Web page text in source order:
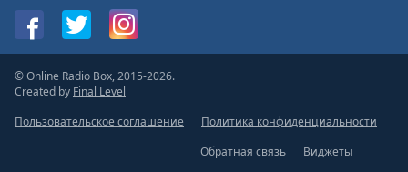
© Online Radio Box, 2015-2026.
Created by Final Level
Пользовательское соглашение
Политика конфиденциальности
Обратная связь
Виджеты